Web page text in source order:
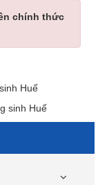
chính thức